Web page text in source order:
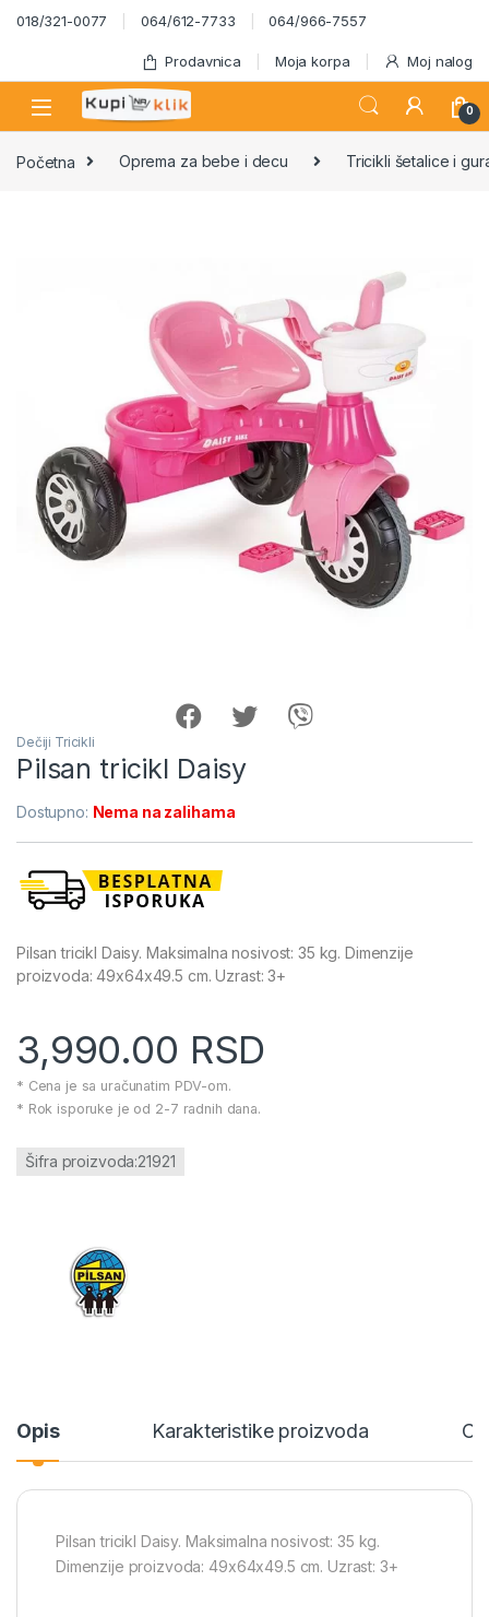
Skip to navigation
Skip to content
018/321-0077 064/612-7733 064/966-7557
Prodavnica Moja korpa Moj nalog
0
Početna Oprema za bebe i decu Tricikli šetalice i
Dečiji Tricikli
Pilsan tricikl Daisy
Dostupno: Nema na zalihama
Pilsan tricikl Daisy. Maksimalna nosivost: 35 kg. Dimenzije
proizvoda: 49x64x49.5 cm. Uzrast: 3+
3,990.00 RSD
* Cena je sa uračunatim PDV-om.
* Rok isporuke je od 2-7 radnih dana.
Šifra proizvoda:21921
Opis Karakteristike proizvoda
Pilsan tricikl Daisy. Maksimalna nosivost: 35 kg.
Dimenzije proizvoda: 49x64x49.5 cm. Uzrast: 3+